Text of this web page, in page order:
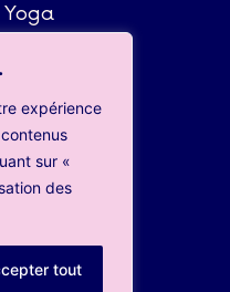
expérience
sur «
des
tout
Yoga
CGUV